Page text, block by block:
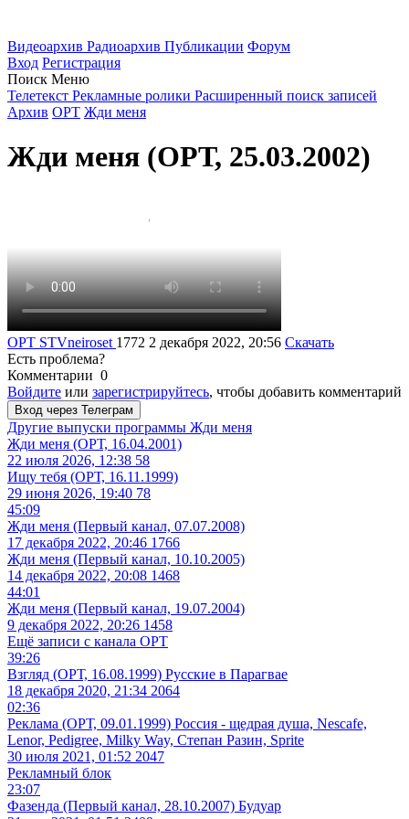
Видеоархив Радиоархив Публикации Форум
Вход Регистрация
Поиск Меню
Телетекст Рекламные ролики Расширенный поиск записей
Архив ОРТ Жди меня
Жди меня (ОРТ, 25.03.2002)
ОРТ STVneiroset 1772 2 декабря 2022, 20:56 Скачать
Есть проблема?
Комментарии 0
Войдите или зарегистрируйтесь, чтобы добавить комментарий
Вход через Телеграм
Другие выпуски программы Жди меня
Жди меня (ОРТ, 16.04.2001)
22 июля 2026, 12:38 58
Ищу тебя (ОРТ, 16.11.1999)
29 июня 2026, 19:40 78
45:09
Жди меня (Первый канал, 07.07.2008)
17 декабря 2022, 20:46 1766
Жди меня (Первый канал, 10.10.2005)
14 декабря 2022, 20:08 1468
44:01
Жди меня (Первый канал, 19.07.2004)
9 декабря 2022, 20:26 1458
Ещё записи с канала ОРТ
39:26
Взгляд (ОРТ, 16.08.1999) Русские в Парагвае
18 декабря 2020, 21:34 2064
02:36
Реклама (ОРТ, 09.01.1999) Россия - щедрая душа, Nescafe,
Lenor, Pedigree, Milky Way, Степан Разин, Sprite
30 июля 2021, 01:52 2047
Рекламный блок
23:07
Фазенда (Первый канал, 28.10.2007) Будуар